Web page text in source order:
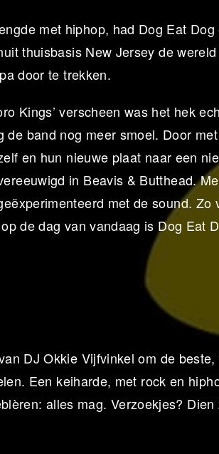
met hiphop, had Dog Eat
thuisbasis New Jersey de
door te trekken.
Kings’ verscheen was het hek
band nog meer smoel. Door
en hun nieuwe plaat naar een
in Beavis & Butthead.
met de sound.
de dag van vandaag is Dog Eat
DJ Okkie Vijfvinkel om de
Een keiharde, met rock en
alles mag. Verzoekjes?